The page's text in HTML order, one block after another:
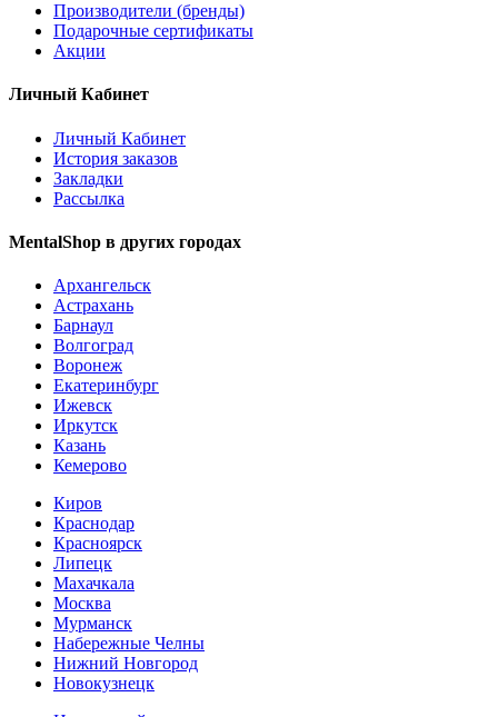
Производители (бренды)
Подарочные сертификаты
Акции
Личный Кабинет
Личный Кабинет
История заказов
Закладки
Рассылка
MentalShop в других городах
Архангельск
Астрахань
Барнаул
Волгоград
Воронеж
Екатеринбург
Ижевск
Иркутск
Казань
Кемерово
Киров
Краснодар
Красноярск
Липецк
Махачкала
Москва
Мурманск
Набережные Челны
Нижний Новгород
Новокузнецк